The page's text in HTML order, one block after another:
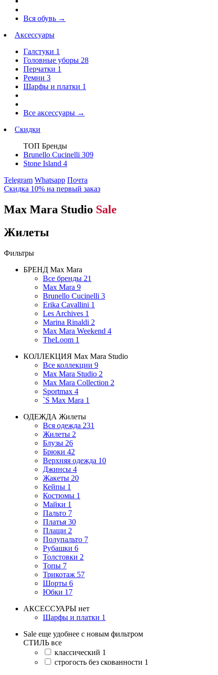
Вся обувь →
Аксессуары
Галстуки 1
Головные уборы 28
Перчатки 1
Ремни 3
Шарфы и платки 1
Все аксессуары →
Скидки
ТОП Бренды
Brunello Cucinelli 309
Stone Island 4
Telegram Whatsapp Почта
Скидка 10% на первый заказ
Max Mara Studio Sale
Жилеты
Фильтры
БРЕНД Max Mara
Все бренды 21
Max Mara 9
Brunello Cucinelli 3
Erika Cavallini 1
Les Archives 1
Marina Rinaldi 2
Max Mara Weekend 4
TheLoom 1
КОЛЛЕКЦИЯ Max Mara Studio
Все коллекции 9
Max Mara Studio 2
Max Mara Collection 2
Sportmax 4
`S Max Mara 1
ОДЕЖДА Жилеты
Вся одежда 231
Жилеты 2
Блузы 26
Брюки 42
Верхняя одежда 10
Джинсы 4
Жакеты 20
Кейпы 1
Костюмы 1
Майки 1
Пальто 7
Платья 30
Плащи 2
Полупальто 7
Рубашки 6
Толстовки 2
Топы 7
Трикотаж 57
Шорты 6
Юбки 17
АКСЕССУАРЫ нет
Шарфы и платки 1
Sale еще удобнее с новым фильтром
СТИЛЬ все
классический 1
строгость без скованности 1